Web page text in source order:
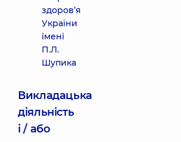
здоров’я
України
імені
П.Л.
Шупика
Викладацька
діяльність
і / або